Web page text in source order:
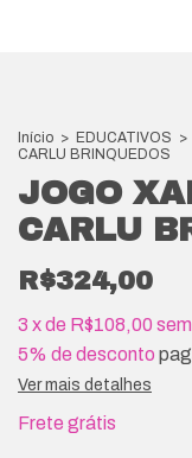
Início > EDUCATIVOS >
CARLU BRINQUEDOS
JOGO
CARLU
R$324,00
3 xde R$108,00
5% de desconto
Ver mais detalhes
Frete grátis